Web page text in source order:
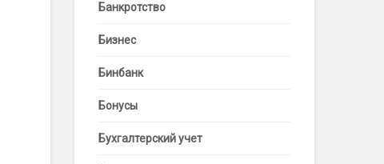
Банкротство
Бизнес
Бинбанк
Бонусы
Бухгалтерский учет